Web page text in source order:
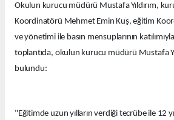
Okulun kurucu müdürü Mustafa Yıldırım,
Koordinatörü Mehmet Emin Kuş, eğitim
ve yönetimi ile basın mensuplarının
toplantıda, okulun kurucu müdürü Mustafa
bulundu:
"Eğitimde uzun yılların verdiği tecrübe ile 12